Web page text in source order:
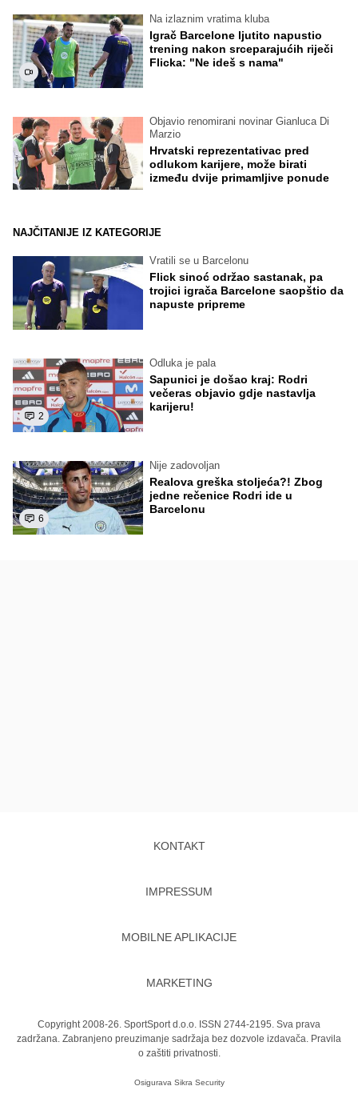
Na izlaznim vratima kluba
Igrač Barcelone ljutito napustio
trening nakon srceparajućih riječi
Flicka: "Ne ideš s nama"
Objavio renomirani novinar Gianluca Di
Marzio
Hrvatski reprezentativac pred
odlukom karijere, može birati
između dvije primamljive ponude
NAJČITANIJE IZ KATEGORIJE
Vratili se u Barcelonu
Flick sinoć održao sastanak, pa
trojici igrača Barcelone saopštio da
napuste pripreme
2
Odluka je pala
Sapunici je došao kraj: Rodri
večeras objavio gdje nastavlja
karijeru!
6
Nije zadovoljan
Realova greška stoljeća?! Zbog
jedne rečenice Rodri ide u
Barcelonu
KONTAKT
IMPRESSUM
MOBILNE APLIKACIJE
MARKETING
Copyright 2008-26. SportSport d.o.o. ISSN 2744-2195. Sva prava
zadržana. Zabranjeno preuzimanje sadržaja bez dozvole izdavača. Pravila
o zaštiti privatnosti.
Osigurava Sikra Security